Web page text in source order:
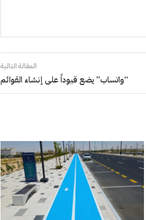
المقالة التالية
“واتساب” يضع قيوداً على إنشاء القوائم